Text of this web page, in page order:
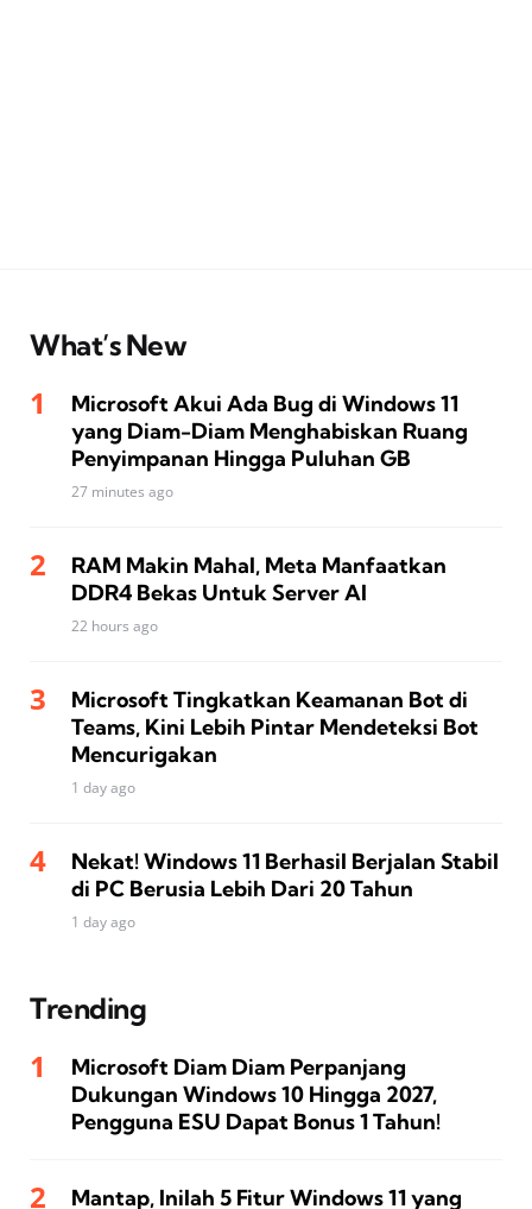
What’s New
Microsoft Akui Ada Bug di Windows 11
yang Diam-Diam Menghabiskan Ruang
Penyimpanan Hingga Puluhan GB
27 minutes ago
RAM Makin Mahal, Meta Manfaatkan
DDR4 Bekas Untuk Server AI
22 hours ago
Microsoft Tingkatkan Keamanan Bot di
Teams, Kini Lebih Pintar Mendeteksi Bot
Mencurigakan
1 day ago
Nekat! Windows 11 Berhasil Berjalan Stabil
di PC Berusia Lebih Dari 20 Tahun
1 day ago
Trending
Microsoft Diam Diam Perpanjang
Dukungan Windows 10 Hingga 2027,
Pengguna ESU Dapat Bonus 1 Tahun!
Mantap, Inilah 5 Fitur Windows 11 yang